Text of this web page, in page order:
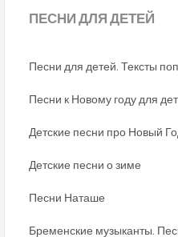
ПЕСНИДЛЯ ДЕТЕЙ
Песни для детей. Тексты
Песни к Новому году для
Детские песни про Новый
Детские песни о зиме
Песни Наташе
Бременские музыканты.